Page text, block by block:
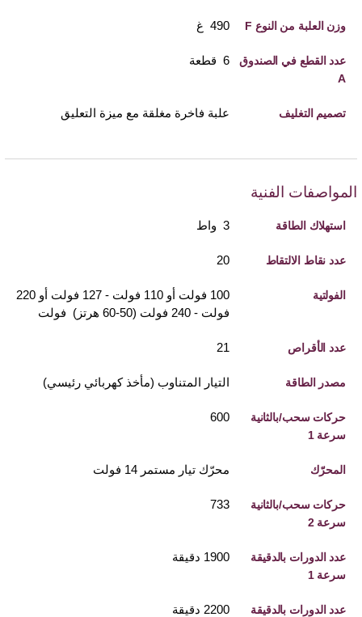
وزن العلبة من النوع F 490 غ
عدد القطع في الصندوق
A
6 قطعة
تصميم التغليف علبة فاخرة مغلقة مع ميزة التعليق
المواصفات الفنية
استهلاك الطاقة 3 واط
عدد نقاط الالتقاط 20
الفولتية
100 فولت أو 110 فولت - 127 فولت أو 220
فولت - 240 فولت (50-60 هرتز) فولت
عدد الأقراص 21
مصدر الطاقة التيار المتناوب (مأخذ كهربائي رئيسي)
حركات سحب/بالثانية
سرعة 1
600
المحرّك محرّك تيار مستمر 14 فولت
حركات سحب/بالثانية
سرعة 2
733
عدد الدورات بالدقيقة
سرعة 1
1900 دقيقة
عدد الدورات بالدقيقة
2200 دقيقة